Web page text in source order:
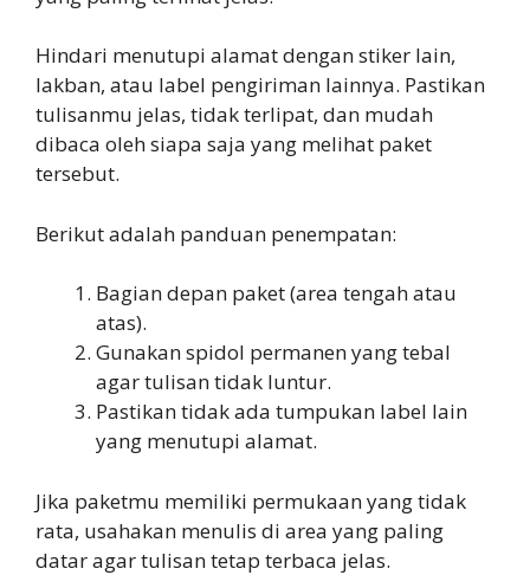
Hindari menutupi alamat dengan stiker lain,
lakban, atau label pengiriman lainnya. Pastikan
tulisanmu jelas, tidak terlipat, dan mudah
dibaca oleh siapa saja yang melihat paket
tersebut.
Berikut adalah panduan penempatan:
Bagian depan paket (area tengah atau
atas).
Gunakan spidol permanen yang tebal
agar tulisan tidak luntur.
Pastikan tidak ada tumpukan label lain
yang menutupi alamat.
Jika paketmu memiliki permukaan yang tidak
rata, usahakan menulis di area yang paling
datar agar tulisan tetap terbaca jelas.